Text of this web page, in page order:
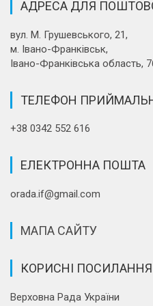
АДРЕСА ДЛЯ
вул. М. Грушевського, 21,
м. Івано-Франківськ,
Івано-Франківська область,
ТЕЛЕФОН
+38 0342 552 616
ЕЛЕКТРОННА ПОШТА
orada.if@gmail.com
МАПА САЙТУ
КОРИСНІ ПОСИЛАННЯ
Верховна Рада України